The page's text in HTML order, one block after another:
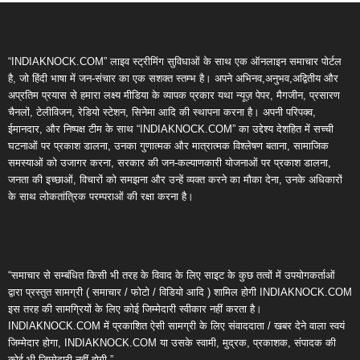
“INDIAKNOCK.COM” लाइव स्ट्रीमिंग सुविधाओं के साथ एक ऑनलाइन समाचार पोर्टल
है, जो हिंदी भाषा में जन-संचार का एक सशक्त स्तम्भ है। अपने अभिनव,अनुभव,अद्वितीय और
अप्रतिम प्रयास से हमारा लक्ष्य मीडिया के व्यापक प्रकार यथा न्यूज़ पेपर, मैगजीन, प्रसारण
चैनलों, टेलीविजन, रेडियो स्टेशन, सिनेमा आदि की स्थापना करना है। अपनी परिपक्व,
ईमानदार, और निष्पक्ष टीम के साथ “INDIAKNOCK.COM” का उद्देश्य देशहित में सच्ची
घटनाओं पर प्रकाश डालना, उनका गुणात्मक और मात्रात्मक विश्लेषण बताना, सामाजिक
समस्याओं को उजागर करना, सरकार की जन-कल्याणकारी योजनाओं पर प्रकाश डालना,
जनता की इच्छाओं, विचारों को समझना और उन्हें व्यक्त करने का मौका देना, उनके अधिकारों
के साथ लोकतांत्रिक परम्पराओं की रक्षा करना है।
“समाचार से सम्बंधित किसी भी तरह के विवाद के लिए साइट के कुछ तत्वों में उपयोगकर्ताओं
द्वारा प्रस्तुत सामग्री ( समाचार / फोटो / विडियो आदि ) शामिल होगी INDIAKNOCK.COM
इस तरह की सामग्रियों के लिए कोई जिम्मेदारी स्वीकार नहीं करता है।
INDIAKNOCK.COM में प्रकाशित ऐसी सामग्री के लिए संवाददाता / खबर देने वाला स्वयं
जिम्मेदार होगा, INDIAKNOCK.COM या उसके स्वामी, मुद्रक, प्रकाशक, संपादक की